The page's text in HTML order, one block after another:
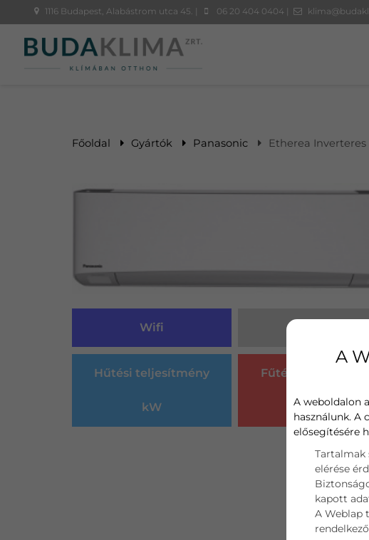
1116 Budapest, Alabástrom utca 45. | 06 20 404 0404 |
Főoldal Gyártók Panasonic Etherea
Wifi
Hűtési teljesítmény
kW
Fűtési teljesítmény
kW
A
A weboldalon
használunk. A
elősegítésére
Tartalmak
elérése
kapott
A Weblap